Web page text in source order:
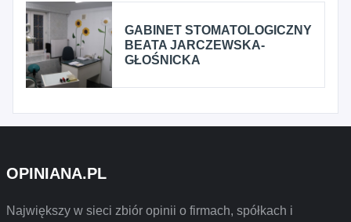
GABINET STOMATOLOGICZNY
BEATA JARCZEWSKA-
GŁOŚNICKA
OPINIANA.PL
Największy w sieci zbiór opinii o firmach, spółkach i